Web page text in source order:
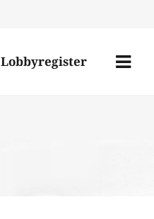
Lobbyregister
Menü